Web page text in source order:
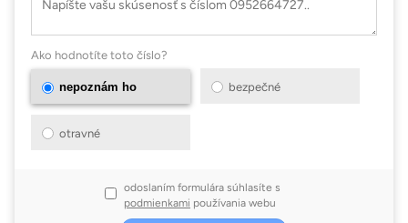
Ako hodnotíte toto číslo?
nepoznám ho bezpečné
otravné
odoslaním formulára súhlasíte s
podmienkami používania webu